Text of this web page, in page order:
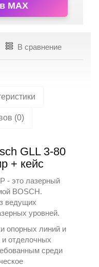
MAX
В сравнение
(0)
GLL 3-80
+ кейс
- это лазерный
BOSCH.
ведущих
уровней.
опорных линий и
и отделочных
среди